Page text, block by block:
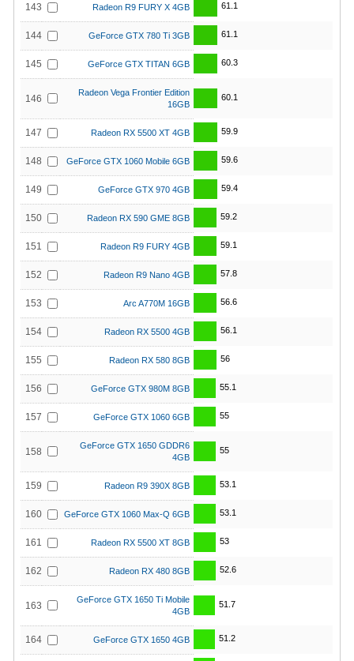
143 Radeon R9 FURY X 4GB 61.1
144 GeForce GTX 780 Ti 3GB 61.1
145 GeForce GTX TITAN 6GB 60.3
146
Radeon Vega Frontier Edition
16GB
60.1
147 Radeon RX 5500 XT 4GB 59.9
148 GeForce GTX 1060 Mobile 6GB 59.6
149 GeForce GTX 970 4GB 59.4
150 Radeon RX 590 GME 8GB 59.2
151 Radeon R9 FURY 4GB 59.1
152 Radeon R9 Nano 4GB 57.8
153 Arc A770M 16GB 56.6
154 Radeon RX 5500 4GB 56.1
155 Radeon RX 580 8GB 56
156 GeForce GTX 980M 8GB 55.1
157 GeForce GTX 1060 6GB 55
158
GeForce GTX 1650 GDDR6
4GB
55
159 Radeon R9 390X 8GB 53.1
160 GeForce GTX 1060 Max-Q 6GB 53.1
161 Radeon RX 5500 XT 8GB 53
162 Radeon RX 480 8GB 52.6
163
GeForce GTX 1650 Ti Mobile
4GB
51.7
164 GeForce GTX 1650 4GB 51.2